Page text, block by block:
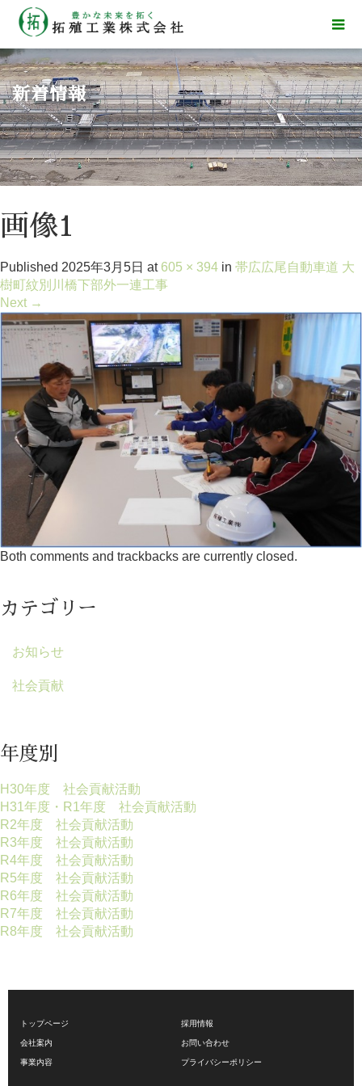
新着情報
画像1
Published 2025年3月5日 at 605 × 394 in 帯広広尾自動車道 大
樹町紋別川橋下部外一連工事
Next →
Both comments and trackbacks are currently closed.
カテゴリー
お知らせ
社会貢献
年度別
H30年度 社会貢献活動
H31年度・R1年度 社会貢献活動
R2年度 社会貢献活動
R3年度 社会貢献活動
R4年度 社会貢献活動
R5年度 社会貢献活動
R6年度 社会貢献活動
R7年度 社会貢献活動
R8年度 社会貢献活動
トップページ
会社案内
事業内容
採用情報
お問い合わせ
プライバシーポリシー